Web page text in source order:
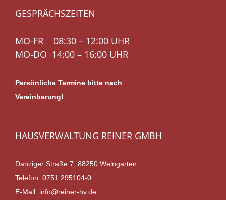
GESPRÄCHSZEITEN
MO-FR 08:30 – 12:00 UHR
MO-DO 14:00 – 16:00 UHR
Persönliche Termine bitte nach
Vereinbarung!
HAUSVERWALTUNG REINER GMBH
Danziger Straße 7, 88250 Weingarten
Telefon: 0751 295104-0
E-Mail: info@reiner-hv.de